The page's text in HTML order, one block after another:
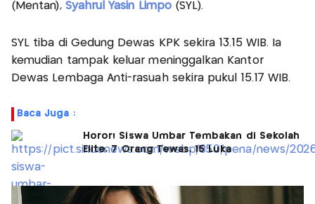
(Mentan), Syahrul Yasin Limpo(SYL).
SYL tiba di Gedung Dewas KPK sekira 13.15 WIB. Ia
kemudian tampak keluar meninggalkan Kantor
Dewas Lembaga Anti-rasuah sekira pukul 15.17 WIB.
Baca Juga :
Horor! Siswa Umbar Tembakan di Sekolah
Elite, 7 Orang Tewas, 15 Luka